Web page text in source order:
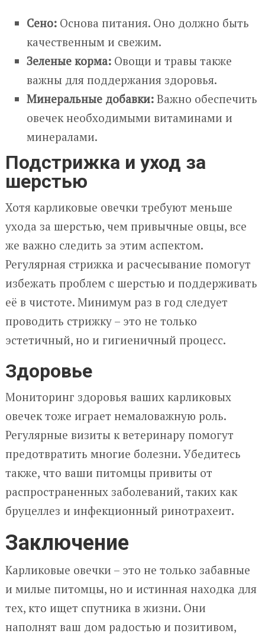
Сено: Основа питания. Оно должно быть
качественным и свежим.
Зеленые корма: Овощи и травы также
важны для поддержания здоровья.
Минеральные добавки: Важно обеспечить
овечек необходимыми витаминами и
минералами.
Подстрижка и уход за
шерстью
Хотя карликовые овечки требуют меньше
ухода за шерстью, чем привычные овцы, все
же важно следить за этим аспектом.
Регулярная стрижка и расчесывание помогут
избежать проблем с шерстью и поддерживать
её в чистоте. Минимум раз в год следует
проводить стрижку – это не только
эстетичный, но и гигиеничный процесс.
Здоровье
Мониторинг здоровья ваших карликовых
овечек тоже играет немаловажную роль.
Регулярные визиты к ветеринару помогут
предотвратить многие болезни. Убедитесь
также, что ваши питомцы привиты от
распространенных заболеваний, таких как
бруцеллез и инфекционный ринотрахеит.
Заключение
Карликовые овечки – это не только забавные
и милые питомцы, но и истинная находка для
тех, кто ищет спутника в жизни. Они
наполнят ваш дом радостью и позитивом,